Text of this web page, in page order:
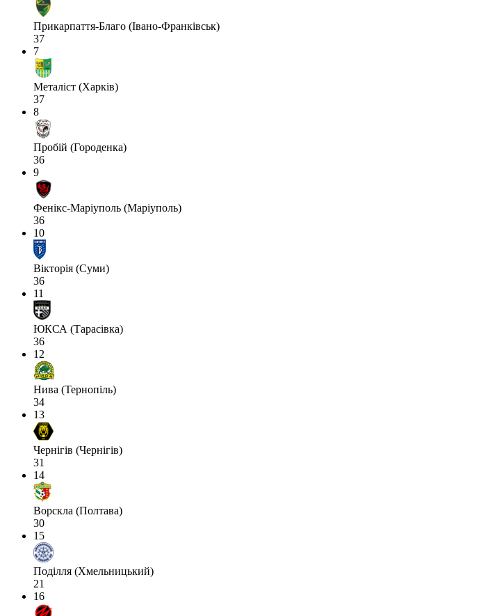
Прикарпаття-Благо (Івано-Франківськ)
37
7
Металіст (Харків)
37
8
Пробій (Городенка)
36
9
Фенікс-Маріуполь (Маріуполь)
36
10
Вікторія (Суми)
36
11
ЮКСА (Тарасівка)
36
12
Нива (Тернопіль)
34
13
Чернігів (Чернігів)
31
14
Ворскла (Полтава)
30
15
Поділля (Хмельницький)
21
16